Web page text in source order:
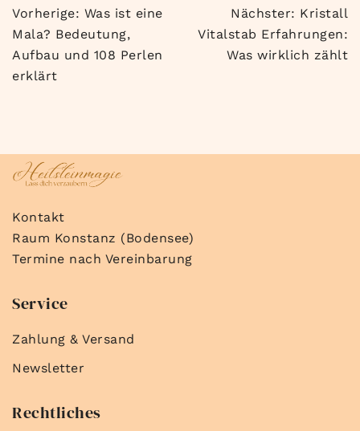
Beitragsnavigation
Vorherige: Was ist eine
Mala? Bedeutung,
Aufbau und 108 Perlen
erklärt
Nächster: Kristall
Vitalstab Erfahrungen:
Was wirklich zählt
Kontakt
Raum Konstanz (Bodensee)
Termine nach Vereinbarung
Service
Zahlung & Versand
Newsletter
Rechtliches